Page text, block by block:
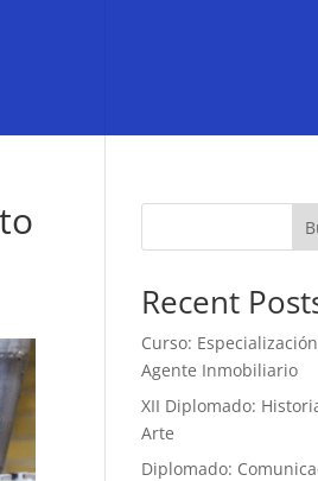
Recent
Curso:
Agente Inmobiliario
XII Diplomado:
Arte
Diplomado: